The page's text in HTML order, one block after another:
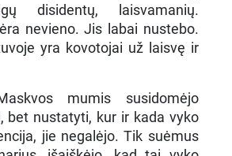
disidentų, laisvamanių.
nevieno. Jis labai nustebo.
yra kovotojai už laisvę ir
mumis susidomėjo
bet nustatyti, kur ir kada vyko
jie negalėjo. Tik suėmus